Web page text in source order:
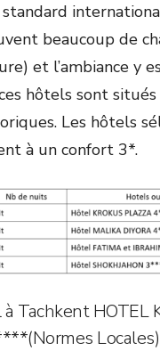
beaucoup de
et l’ambiance y
hôtels sont situés
Les hôtels
à un confort 3*.
Tachkent HOTEL
Locales)